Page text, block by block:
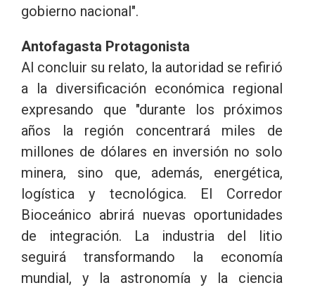
gobierno nacional".
Antofagasta Protagonista
Al concluir su relato, la autoridad se refirió
a la diversificación económica regional
expresando que "durante los próximos
años la región concentrará miles de
millones de dólares en inversión no solo
minera, sino que, además, energética,
logística y tecnológica. El Corredor
Bioceánico abrirá nuevas oportunidades
de integración. La industria del litio
seguirá transformando la economía
mundial, y la astronomía y la ciencia